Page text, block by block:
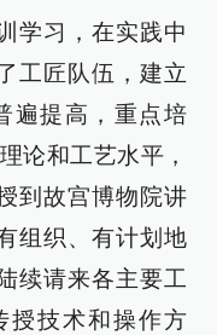
学习，在实践中
工匠队伍，建立
遍提高，重点培
论和工艺水平，
到故宫博物院讲
组织、有计划地
续请来各主要工
授技术和操作方